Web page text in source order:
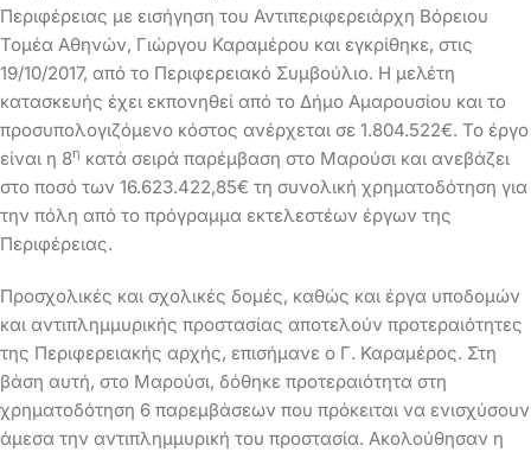
Περιφέρειας με εισήγηση του Αντιπεριφερειάρχη Βόρειου
Τομέα Αθηνών, Γιώργου Καραμέρου και εγκρίθηκε, στις
19/10/2017, από το Περιφερειακό Συμβούλιο. Η μελέτη
κατασκευής έχει εκπονηθεί από το Δήμο Αμαρουσίου και το
προσυπολογιζόμενο κόστος ανέρχεται σε 1.804.522€. Το έργο
είναι η 8η κατά σειρά παρέμβαση στο Μαρούσι και ανεβάζει
στο ποσό των 16.623.422,85€ τη συνολική χρηματοδότηση για
την πόλη από το πρόγραμμα εκτελεστέων έργων της
Περιφέρειας.
Προσχολικές και σχολικές δομές, καθώς και έργα υποδομών
και αντιπλημμυρικής προστασίας αποτελούν προτεραιότητες
της Περιφερειακής αρχής, επισήμανε ο Γ. Καραμέρος. Στη
βάση αυτή, στο Μαρούσι, δόθηκε προτεραιότητα στη
χρηματοδότηση 6 παρεμβάσεων που πρόκειται να ενισχύσουν
άμεσα την αντιπλημμυρική του προστασία. Ακολούθησαν η